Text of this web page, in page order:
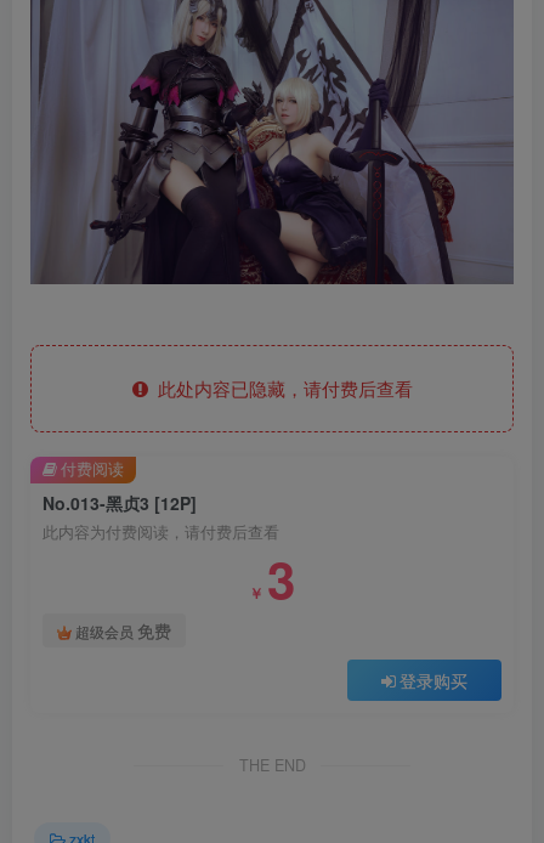
此处内容已隐藏，请付费后查看
No.013-黑贞3 [12P]
此内容为付费阅读，请付费后查看
￥ 3
超级会员 免费
登录购买
付费阅读
THE END
zxkt